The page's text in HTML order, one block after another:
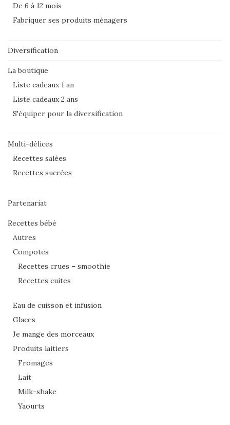
De 6 à 12 mois
Fabriquer ses produits ménagers
Diversification
La boutique
Liste cadeaux 1 an
Liste cadeaux 2 ans
S'équiper pour la diversification
Multi-délices
Recettes salées
Recettes sucrées
Partenariat
Recettes bébé
Autres
Compotes
Recettes crues – smoothie
Recettes cuites
Eau de cuisson et infusion
Glaces
Je mange des morceaux
Produits laitiers
Fromages
Lait
Milk-shake
Yaourts